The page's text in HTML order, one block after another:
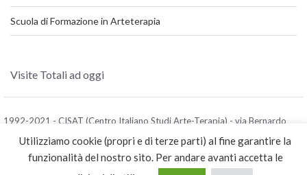
Scuola di Formazione in Arteterapia
Visite Totali ad oggi
1992-2021 - CISAT (Centro Italiano Studi Arte-Terapia) - via Bernardo
+39 081 2203022 - posta elettronica: cisat@centrostudiarteterapia.org
Realizzato da ADS NETWORK
Utilizziamo cookie (propri e di terze parti) al fine garantire la
funzionalità del nostro sito. Per andare avanti accetta le